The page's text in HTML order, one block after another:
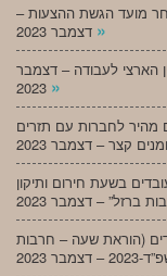
מועד הגשת ההצעות –
»
הארצי לעבודה – דצמבר
»
מהיר לחברות עם תזרים
5 לחוק הגנה על עובדים בשעת חירום ותיקון
(הוראת שעה – חרבות